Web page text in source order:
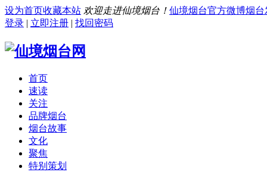
设为首页收藏本站 欢迎走进仙境烟台！ 仙境烟台官方微博烟台
登录 | 立即注册 | 找回密码
首页
速读
关注
品牌烟台
烟台故事
文化
聚焦
特别策划